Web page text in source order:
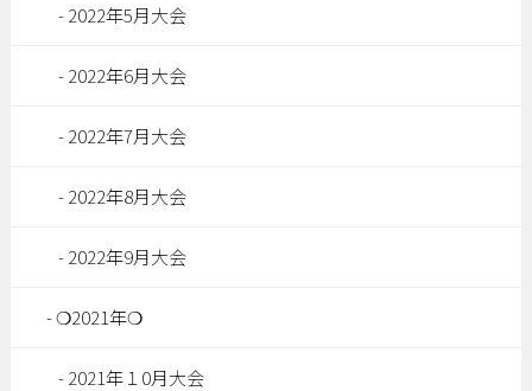
2022年5月大会
2022年6月大会
2022年7月大会
2022年8月大会
2022年9月大会
❍2021年❍
2021年１0月大会